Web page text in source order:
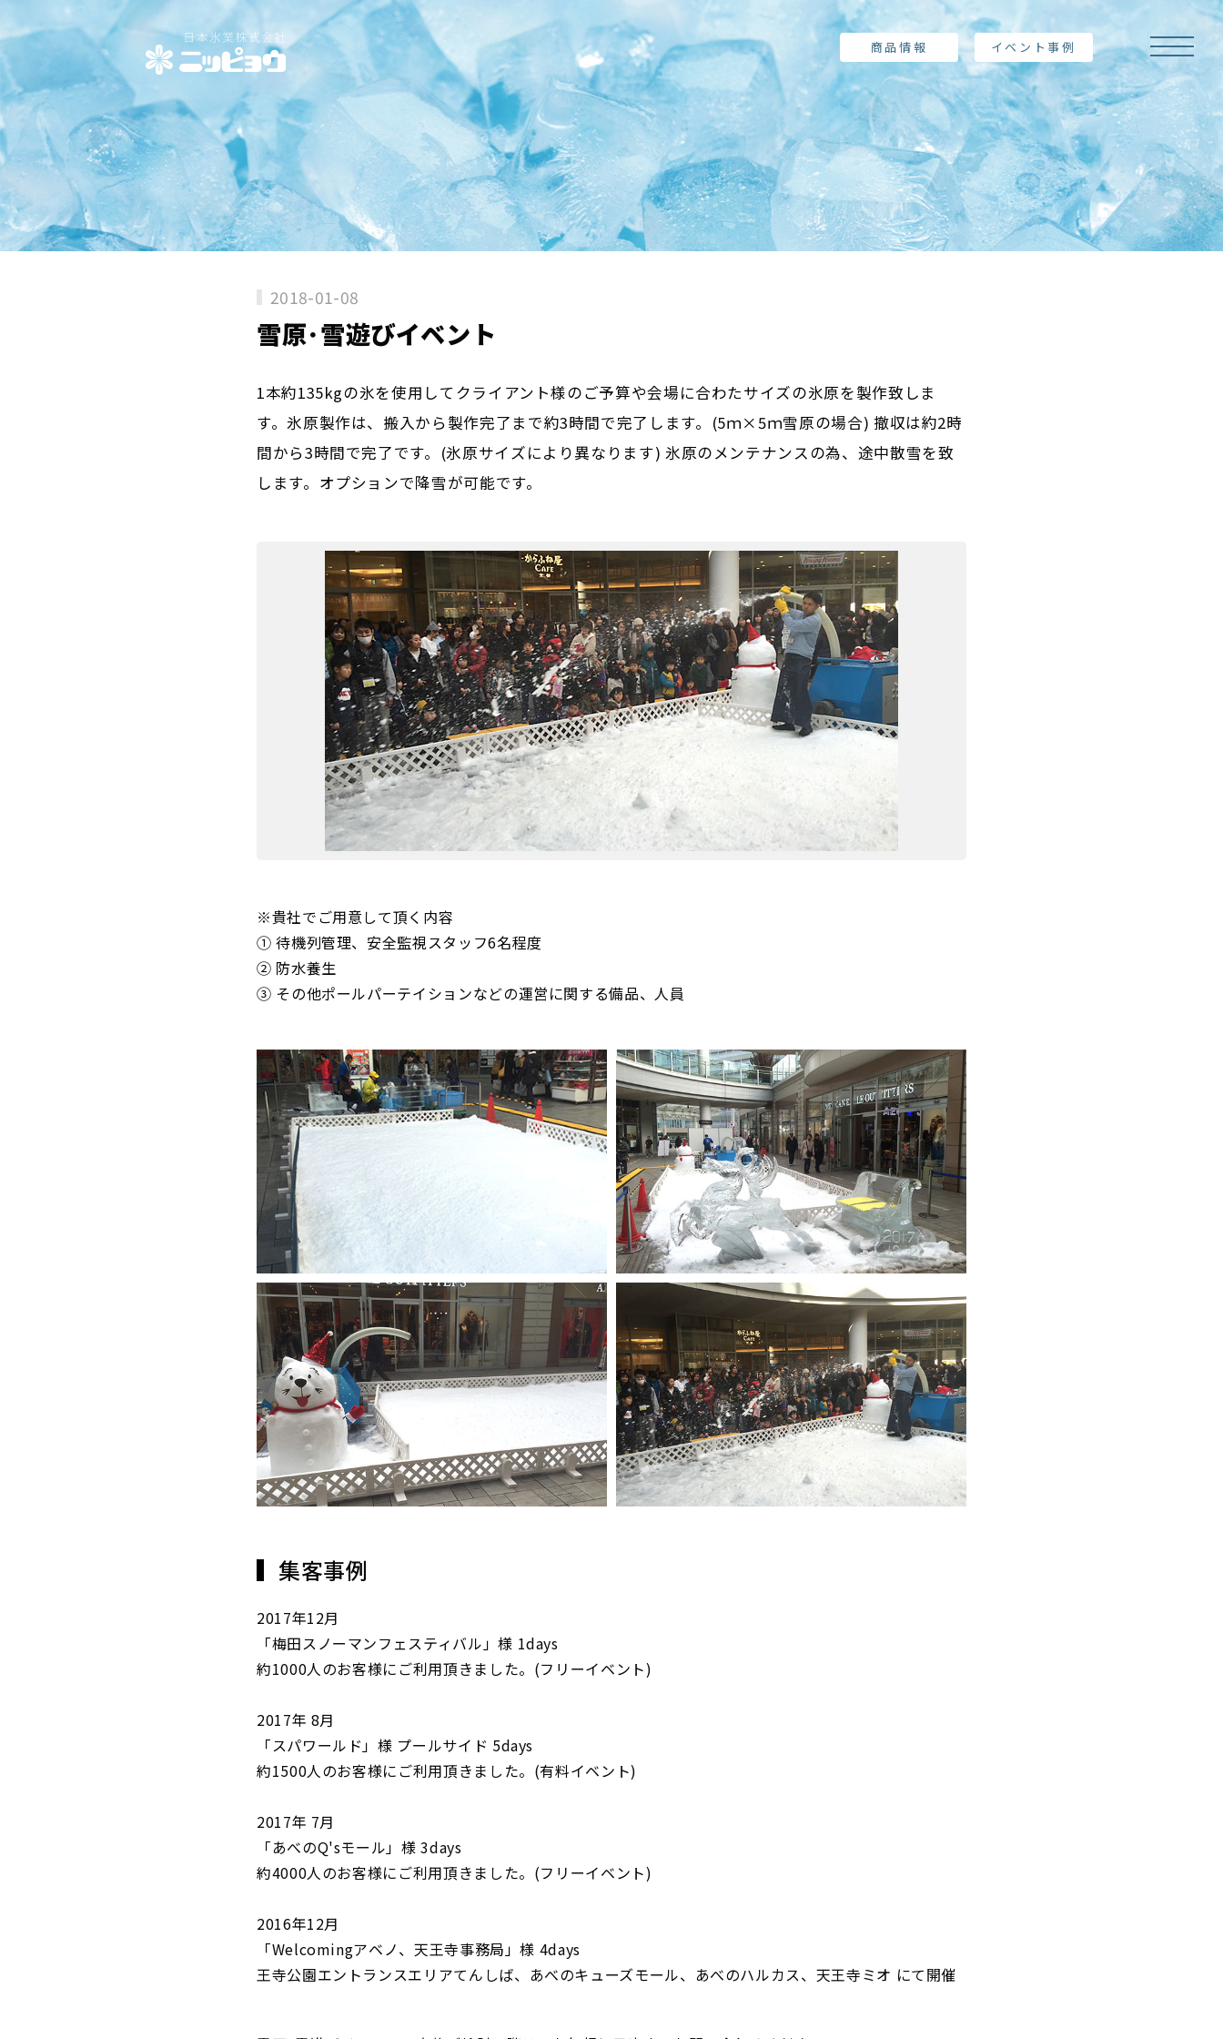
商品情報 イベント事例
2018-01-08
雪原･雪遊びイベント
1本約135kgの氷を使用してクライアント様のご予算や会場に合わたサイズの氷原を製作致しま
す。氷原製作は、搬入から製作完了まで約3時間で完了します。(5ｍ×5ｍ雪原の場合) 撤収は約2時
間から3時間で完了です。(氷原サイズにより異なります) 氷原のメンテナンスの為、途中散雪を致
します。オプションで降雪が可能です。
※貴社でご用意して頂く内容
① 待機列管理、安全監視スタッフ6名程度
② 防水養生
③ その他ポールパーテイションなどの運営に関する備品、人員
集客事例
2017年12月
「梅田スノーマンフェスティバル」様 1days
約1000人のお客様にご利用頂きました。(フリーイベント)
2017年 8月
「スパワールド」様 プールサイド 5days
約1500人のお客様にご利用頂きました。(有料イベント)
2017年 7月
「あべのQ'sモール」様 3days
約4000人のお客様にご利用頂きました。(フリーイベント)
2016年12月
「Welcomingアベノ、天王寺事務局」様 4days
王寺公園エントランスエリアてんしば、あべのキューズモール、あべのハルカス、天王寺ミオ にて開催